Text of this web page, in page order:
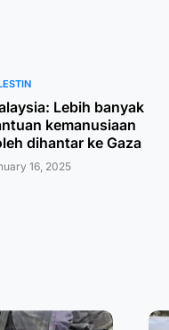
Lebih banyak
kemanusiaan
dihantar ke Gaza
16, 2025